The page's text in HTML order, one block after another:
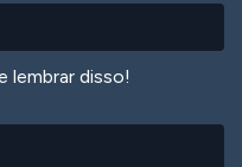
lembrar disso!